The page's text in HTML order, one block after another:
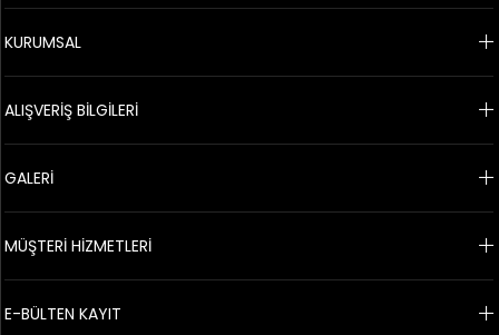
KURUMSAL
ALIŞVERİŞ BİLGİLERİ
GALERİ
MÜŞTERİ HİZMETLERİ
E-BÜLTEN KAYIT